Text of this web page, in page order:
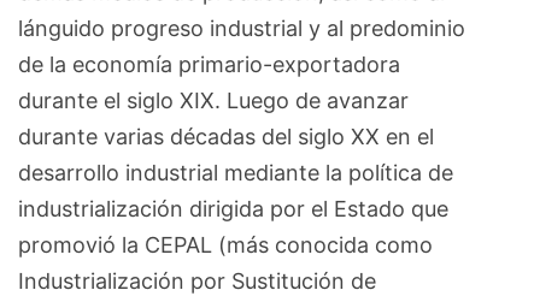
lánguido progreso industrial y al predominio
de la economía primario-exportadora
durante el siglo XIX. Luego de avanzar
durante varias décadas del siglo XX en el
desarrollo industrial mediante la política de
industrialización dirigida por el Estado que
promovió la CEPAL (más conocida como
Industrialización por Sustitución de